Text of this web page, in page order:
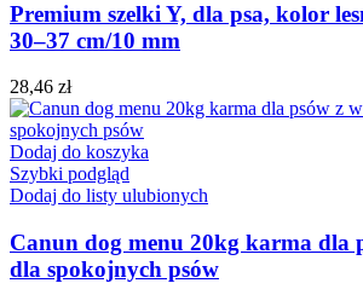
Premium szelki Y, dla psa, kolor
30–37 cm/10 mm
28,46 zł
Dodaj do koszyka
Szybki podgląd
Dodaj do listy ulubionych
Canun dog menu 20kg karma dla
dla spokojnych psów